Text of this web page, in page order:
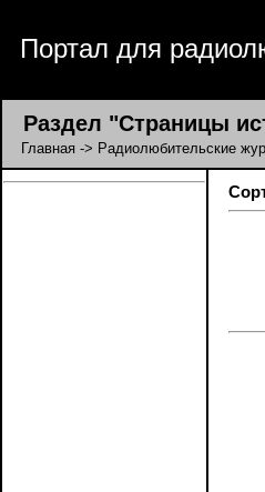
Портал для
Раздел "Страницы
Главная -> Радиолюбительские